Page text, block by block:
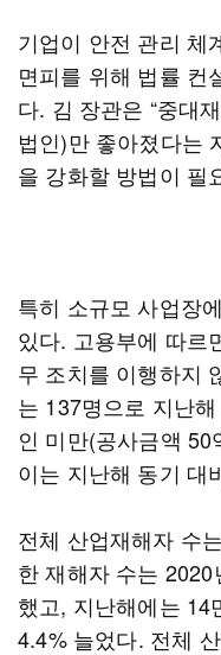
기업이 안전 관리 체
면피를 위해 법률 컨
다. 김 장관은 “중대
법인)만 좋아졌다는
을 강화할 방법이 필
특히 소규모 사업장
있다. 고용부에 따르
무 조치를 이행하지
는 137명으로 지난
인 미만(공사금액
이는 지난해 동기 대
전체 산업재해자 수
한 재해자 수는
했고, 지난해에는 14
4.4% 늘었다. 전체